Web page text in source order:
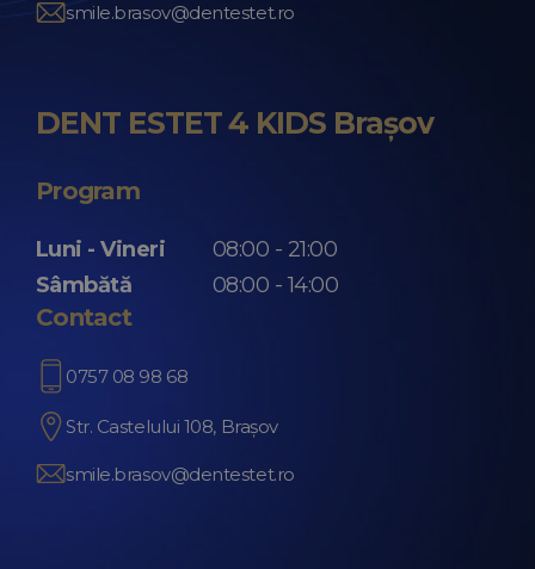
smile.brasov@dentestet.ro
DENT ESTET 4 KIDS Brașov
Program
Luni - Vineri
08:00 - 21:00
Sâmbătă
08:00 - 14:00
Contact
0757 08 98 68
Str. Castelului 108, Brașov
smile.brasov@dentestet.ro